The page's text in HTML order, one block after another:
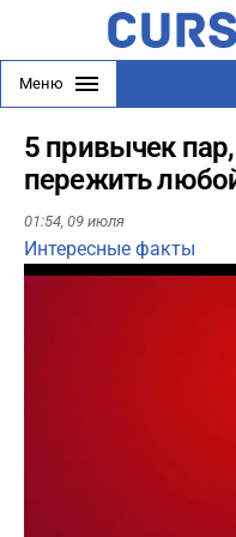
Меню
5 привычек
пережить
01:54, 09 июля
Интересные факты